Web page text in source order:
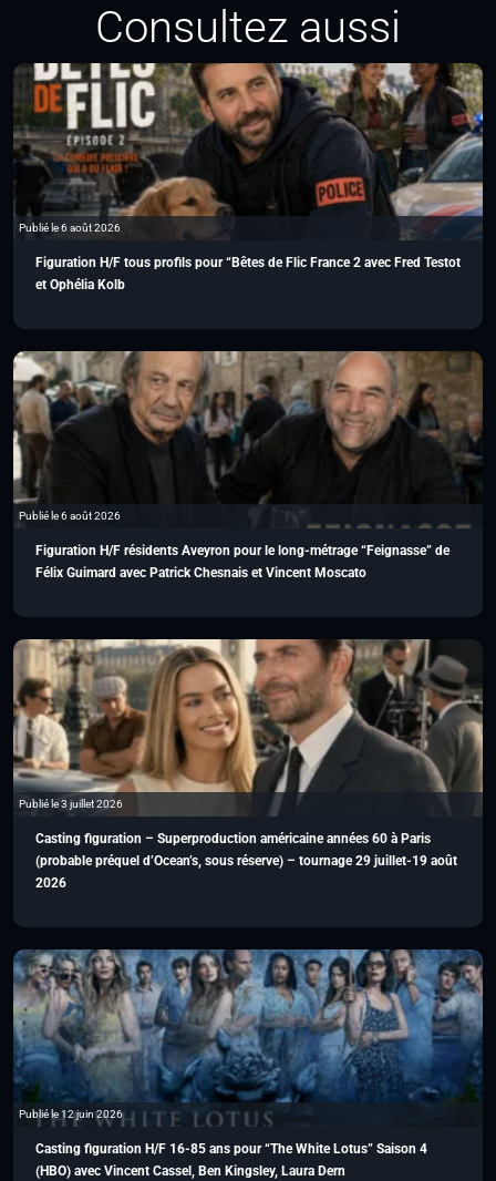
Consultez aussi
Publié le 6 août 2026
Figuration H/F tous profils pour “Bêtes de Flic France 2 avec Fred Testot
et Ophélia Kolb
Publié le 6 août 2026
Figuration H/F résidents Aveyron pour le long-métrage “Feignasse” de
Félix Guimard avec Patrick Chesnais et Vincent Moscato
Publié le 3 juillet 2026
Casting figuration – Superproduction américaine années 60 à Paris
(probable préquel d’Ocean’s, sous réserve) – tournage 29 juillet-19 août
2026
Publié le 12 juin 2026
Casting figuration H/F 16-85 ans pour “The White Lotus” Saison 4
(HBO) avec Vincent Cassel, Ben Kingsley, Laura Dern